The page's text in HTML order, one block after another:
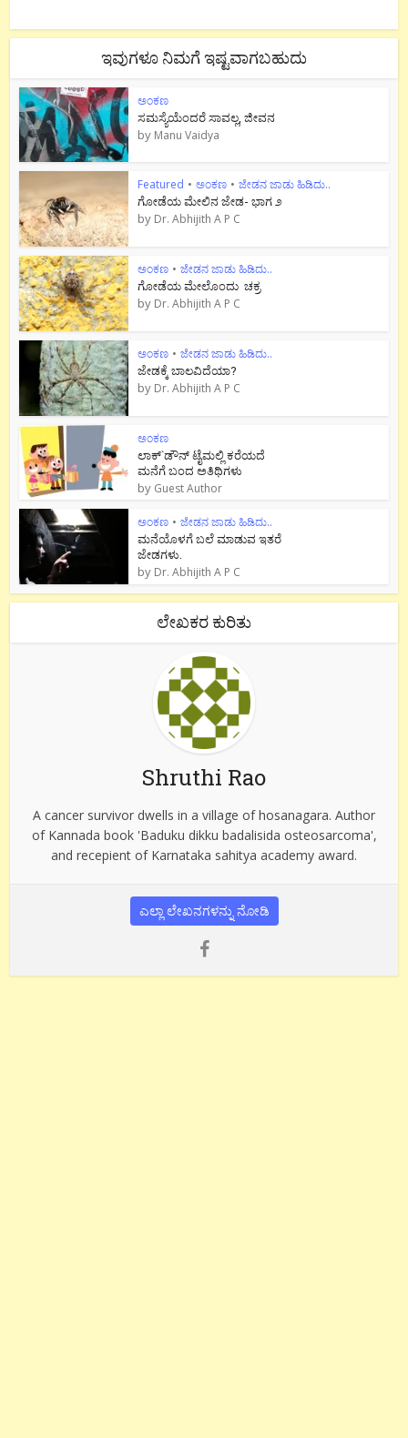
ಇವುಗಳೂ ನಿಮಗೆ ಇಷ್ಟವಾಗಬಹುದು
ಅಂಕಣ
ಸಮಸ್ಯೆಯೆಂದರೆ ಸಾವಲ್ಲ, ಜೀವನ
by Manu Vaidya
Featured • ಅಂಕಣ • ಜೇಡನ ಜಾಡು ಹಿಡಿದು..
ಗೋಡೆಯ ಮೇಲಿನ ಜೇಡ- ಭಾಗ ೨
by Dr. Abhijith A P C
ಅಂಕಣ • ಜೇಡನ ಜಾಡು ಹಿಡಿದು..
ಗೋಡೆಯ ಮೇಲೊಂದು ಚಕ್ರ
by Dr. Abhijith A P C
ಅಂಕಣ • ಜೇಡನ ಜಾಡು ಹಿಡಿದು..
ಜೇಡಕ್ಕೆ ಬಾಲವಿದೆಯಾ?
by Dr. Abhijith A P C
ಅಂಕಣ
ಲಾಕ್`ಡೌನ್ ಟೈಮಲ್ಲಿ ಕರೆಯದೆ
ಮನೆಗೆ ಬಂದ ಅತಿಥಿಗಳು
by Guest Author
ಅಂಕಣ • ಜೇಡನ ಜಾಡು ಹಿಡಿದು..
ಮನೆಯೊಳಗೆ ಬಲೆ ಮಾಡುವ ಇತರೆ
ಜೇಡಗಳು.
by Dr. Abhijith A P C
ಲೇಖಕರ ಕುರಿತು
Shruthi Rao
A cancer survivor dwells in a village of hosanagara. Author
of Kannada book 'Baduku dikku badalisida osteosarcoma',
and recepient of Karnataka sahitya academy award.
ಎಲ್ಲಾ ಲೇಖನಗಳನ್ನು ನೋಡಿ